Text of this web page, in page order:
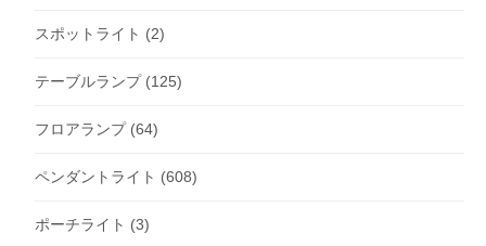
スポットライト (2)
テーブルランプ(125)
フロアランプ(64)
ペンダントライト (608)
ポーチライト (3)